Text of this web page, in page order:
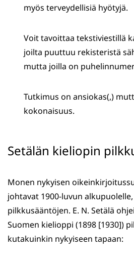
myös terveydellisiä hyötyjä.
Voit tavoittaa tekstiviestillä
joilta puuttuu rekisteristä
mutta joilla on
Tutkimus on ansiokas(,)
kokonaisuus.
Setälän kieliopin
Monen nykyisen
johtavat 1900-luvun
pilkkusääntöjen. E. N. Setälä
Suomen kielioppi (1898 [1930])
kutakuinkin nykyiseen tapaan: